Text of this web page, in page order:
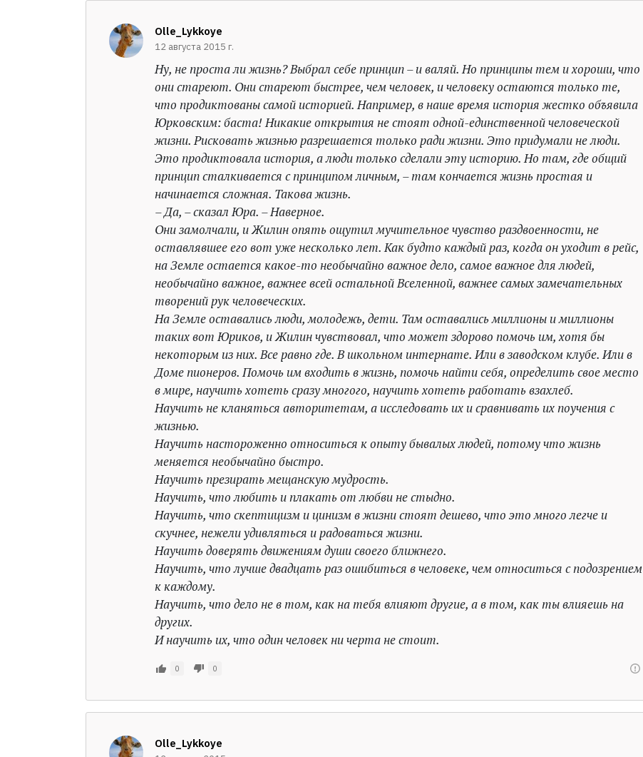
Olle_Lykkoye
12 августа 2015 г.
Ну, не проста ли жизнь? Выбрал себе принцип – и валяй. Но принципы тем и хороши, что
они стареют. Они стареют быстрее, чем человек, и человеку остаются только те,
что продиктованы самой историей. Например, в наше время история жестко объявила
Юрковским: баста! Никакие открытия не стоят одной-единственной человеческой
жизни. Рисковать жизнью разрешается только ради жизни. Это придумали не люди.
Это продиктовала история, а люди только сделали эту историю. Но там, где общий
принцип сталкивается с принципом личным, – там кончается жизнь простая и
начинается сложная. Такова жизнь.
– Да, – сказал Юра. – Наверное.
Они замолчали, и Жилин опять ощутил мучительное чувство раздвоенности, не
оставлявшее его вот уже несколько лет. Как будто каждый раз, когда он уходит в рейс,
на Земле остается какое-то необычайно важное дело, самое важное для людей,
необычайно важное, важнее всей остальной Вселенной, важнее самых замечательных
творений рук человеческих.
На Земле оставались люди, молодежь, дети. Там оставались миллионы и миллионы
таких вот Юриков, и Жилин чувствовал, что может здорово помочь им, хотя бы
некоторым из них. Все равно где. В школьном интернате. Или в заводском клубе. Или в
Доме пионеров. Помочь им входить в жизнь, помочь найти себя, определить свое место
в мире, научить хотеть сразу многого, научить хотеть работать взахлеб.
Научить не кланяться авторитетам, а исследовать их и сравнивать их поучения с
жизнью.
Научить настороженно относиться к опыту бывалых людей, потому что жизнь
меняется необычайно быстро.
Научить презирать мещанскую мудрость.
Научить, что любить и плакать от любви не стыдно.
Научить, что скептицизм и цинизм в жизни стоят дешево, что это много легче и
скучнее, нежели удивляться и радоваться жизни.
Научить доверять движениям души своего ближнего.
Научить, что лучше двадцать раз ошибиться в человеке, чем относиться с подозрением
к каждому.
Научить, что дело не в том, как на тебя влияют другие, а в том, как ты влияешь на
других.
И научить их, что один человек ни черта не стоит.
0 0
Olle_Lykkoye